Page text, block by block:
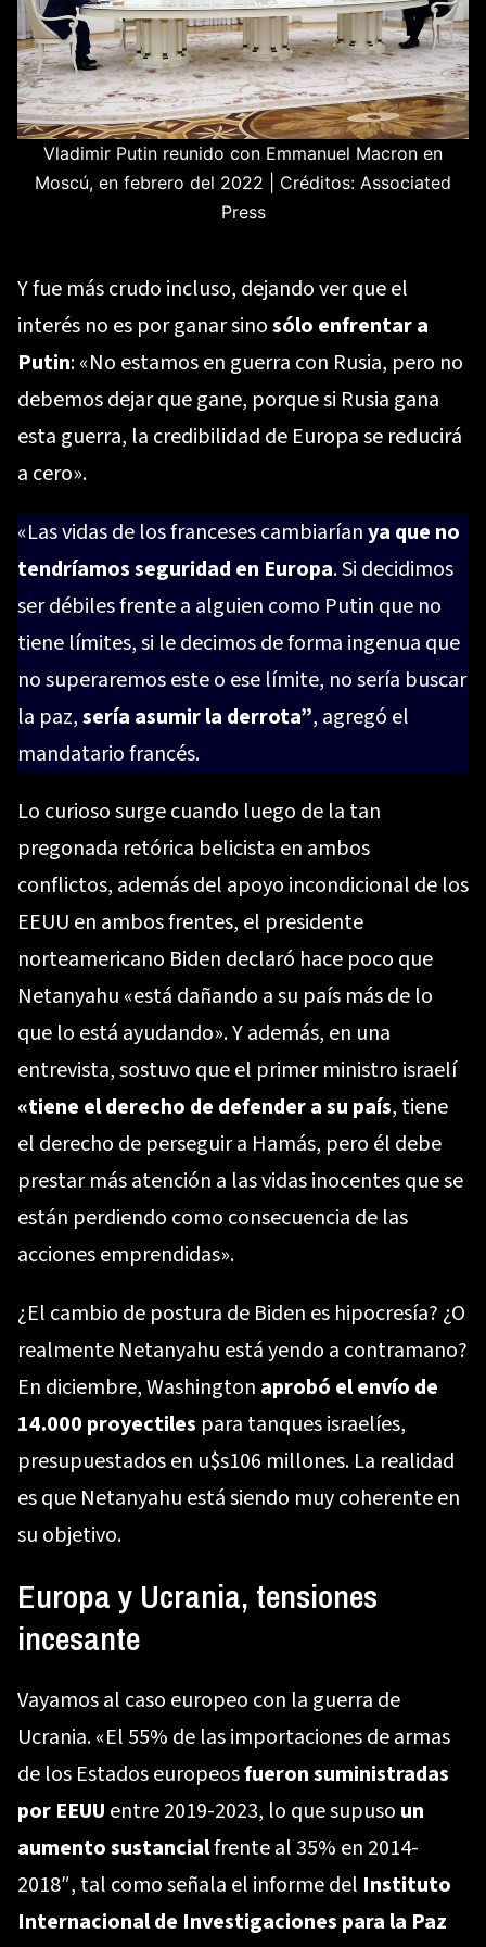
Vladimir Putin reunido con Emmanuel Macron en
Moscú, en febrero del 2022 | Créditos: Associated
Press
Y fue más crudo incluso, dejando ver que el
interés no es por ganar sinosólo enfrentar a
Putin: «No estamos en guerra con Rusia, pero no
debemos dejar que gane, porque si Rusia gana
esta guerra, la credibilidad de Europa se reducirá
a cero».
«Las vidas de los franceses cambiaríanya que no
tendríamos seguridad en Europa. Si decidimos
ser débiles frente a alguien como Putin que no
tiene límites, si le decimos de forma ingenua que
no superaremos este o ese límite, no sería buscar
la paz,sería asumir la derrota”, agregó el
mandatario francés.
Lo curioso surge cuando luego de la tan
pregonada retórica belicista en ambos
conflictos, además del apoyo incondicional de los
EEUU en ambos frentes, el presidente
norteamericano Biden declaró hace poco que
Netanyahu «está dañando a su país más de lo
que lo está ayudando». Y además, en una
entrevista, sostuvo que el primer ministro israelí
«tiene el derecho de defender a su país, tiene
el derecho de perseguir a Hamás, pero él debe
prestar más atención a las vidas inocentes que se
están perdiendo como consecuencia de las
acciones emprendidas».
¿El cambio de postura de Biden es hipocresía? ¿O
realmente Netanyahu está yendo a contramano?
En diciembre, Washington aprobó el envío de
14.000 proyectiles para tanques israelíes,
presupuestados en u$s106 millones. La realidad
es que Netanyahu está siendo muy coherente en
su objetivo.
Europa y Ucrania, tensiones
incesante
Vayamos al caso europeo con la guerra de
Ucrania. «El 55% de las importaciones de armas
de los Estados europeosfueron suministradas
por EEUU entre 2019-2023, lo que supuso un
aumento sustancialfrente al 35% en 2014-
2018″, tal como señala el informe del Instituto
Internacional de Investigaciones para la Paz